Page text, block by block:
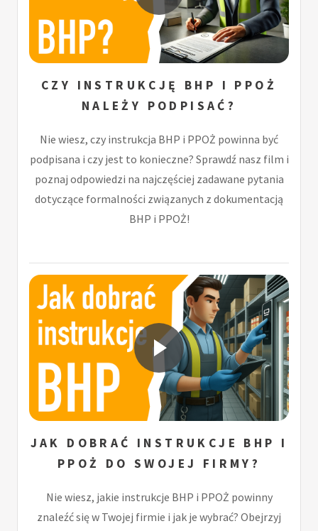
CZY INSTRUKCJĘ BHP I PPOŻ
NALEŻY PODPISAĆ?
Nie wiesz, czy instrukcja BHP i PPOŻ powinna być
podpisana i czy jest to konieczne? Sprawdź nasz film i
poznaj odpowiedzi na najczęściej zadawane pytania
dotyczące formalności związanych z dokumentacją
BHP i PPOŻ!
JAK DOBRAĆ INSTRUKCJE BHP I
PPOŻ DO SWOJEJ FIRMY?
Nie wiesz, jakie instrukcje BHP i PPOŻ powinny
znaleźć się w Twojej firmie i jak je wybrać? Obejrzyj